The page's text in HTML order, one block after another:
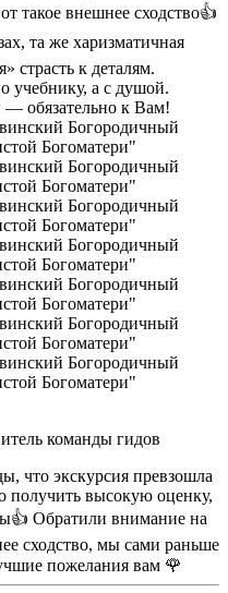
такое внешнее сходство👍
та же харизматичная
страсть к деталям.
учебнику, а с душой.
обязательно к Вам!
команды гидов
что экскурсия превзошла
высокую оценку,
Обратили внимание на
сходство, мы сами раньше
пожелания вам 🌹